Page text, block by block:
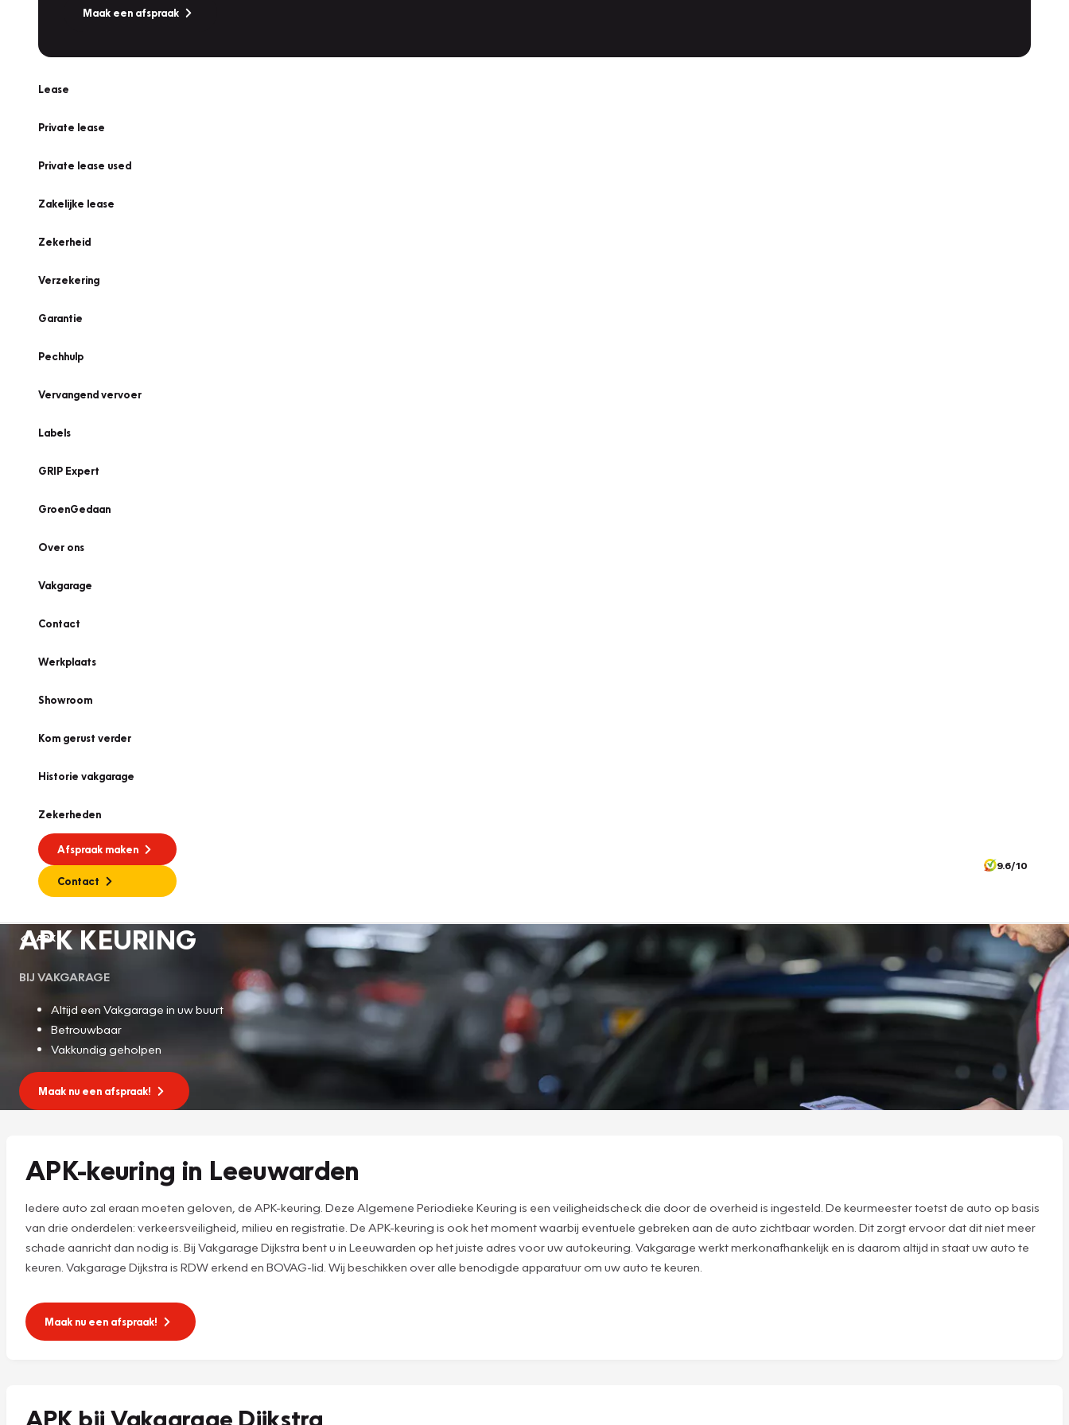
Maak een afspraak
Lease
Private lease
Private lease used
Zakelijke lease
Zekerheid
Verzekering
Garantie
Pechhulp
Vervangend vervoer
Labels
GRIP Expert
GroenGedaan
Over ons
Vakgarage
Contact
Werkplaats
Showroom
Kom gerust verder
Historie vakgarage
Zekerheden
Afspraak maken
Contact
9.6/10
APK
APK KEURING
BIJ VAKGARAGE
Altijd een Vakgarage in uw buurt
Betrouwbaar
Vakkundig geholpen
Maak nu een afspraak!
APK-keuring in Leeuwarden
Iedere auto zal eraan moeten geloven, de APK-keuring. Deze Algemene Periodieke Keuring is een veiligheidscheck die door de overheid is ingesteld. De keurmeester toetst de auto op basis
van drie onderdelen: verkeersveiligheid, milieu en registratie. De APK-keuring is ook het moment waarbij eventuele gebreken aan de auto zichtbaar worden. Dit zorgt ervoor dat dit niet meer
schade aanricht dan nodig is. Bij Vakgarage Dijkstra bent u in Leeuwarden op het juiste adres voor uw autokeuring. Vakgarage werkt merkonafhankelijk en is daarom altijd in staat uw auto te
keuren. Vakgarage Dijkstra is RDW erkend en BOVAG-lid. Wij beschikken over alle benodigde apparatuur om uw auto te keuren.
Maak nu een afspraak!
APK bij Vakgarage Dijkstra